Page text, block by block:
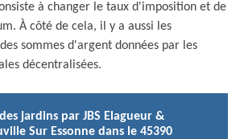
à changer le taux d'imposition et de
À côté de cela, il y a aussi les
sommes d'argent données par les
décentralisées.
jardins par JBS Elagueur &
Sur Essonne dans le 45390